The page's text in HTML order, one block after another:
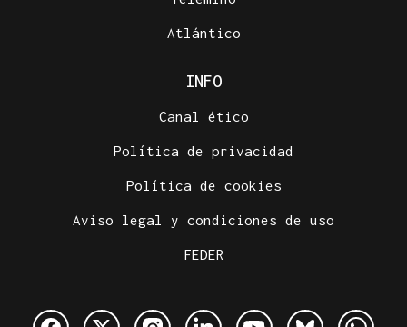
Atlántico
INFO
Canal ético
Política de privacidad
Política de cookies
Aviso legal y condiciones de uso
FEDER